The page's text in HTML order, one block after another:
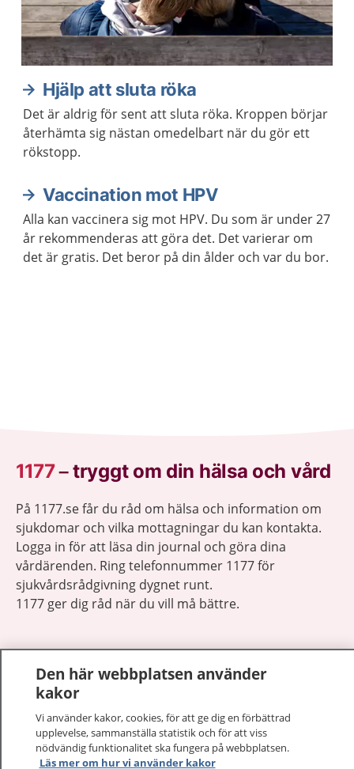
Hjälp att sluta röka
Det är aldrig för sent att sluta röka. Kroppen börjar
återhämta sig nästan omedelbart när du gör ett
rökstopp.
Vaccination mot HPV
Alla kan vaccinera sig mot HPV. Du som är under 27
år rekommenderas att göra det. Det varierar om
det är gratis. Det beror på din ålder och var du bor.
1177–tryggt om din hälsa och vård
På 1177.se får du råd om hälsa och information om
sjukdomar och vilka mottagningar du kan kontakta.
Logga in för att läsa din journal och göra dina
vårdärenden. Ring telefonnummer 1177 för
sjukvårdsrådgivning dygnet runt.
1177 ger dig råd när du vill må bättre.
1177 på flera språk
Om 1177
Den här webbplatsen använder
kakor
Vi använder kakor, cookies, för att ge dig en förbättrad
upplevelse, sammanställa statistik och för att viss
nödvändig funktionalitet ska fungera på webbplatsen.
Läs mer om hur vi använder kakor